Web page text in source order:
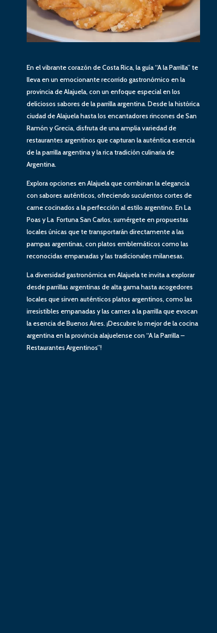
En el vibrante corazón de Costa Rica, la guía “A la Parrilla” te
lleva en un emocionante recorrido gastronómico en la
provincia de Alajuela, con un enfoque especial en los
deliciosos sabores de la parrilla argentina. Desde la histórica
ciudad de Alajuela hasta los encantadores rincones de San
Ramón y Grecia, disfruta de una amplia variedad de
restaurantes argentinos que capturan la auténtica esencia
de la parrilla argentina y la rica tradición culinaria de
Argentina.
Explora opciones en Alajuela que combinan la elegancia
con sabores auténticos, ofreciendo suculentos cortes de
carne cocinados a la perfección al estilo argentino. En La
Poas y La Fortuna San Carlos, sumérgete en propuestas
locales únicas que te transportarán directamente a las
pampas argentinas, con platos emblemáticos como las
reconocidas empanadas y las tradicionales milanesas.
La diversidad gastronómica en Alajuela te invita a explorar
desde parrillas argentinas de alta gama hasta acogedores
locales que sirven auténticos platos argentinos, como las
irresistibles empanadas y las carnes a la parrilla que evocan
la esencia de Buenos Aires. ¡Descubre lo mejor de la cocina
argentina en la provincia alajuelense con “A la Parrilla –
Restaurantes Argentinos”!